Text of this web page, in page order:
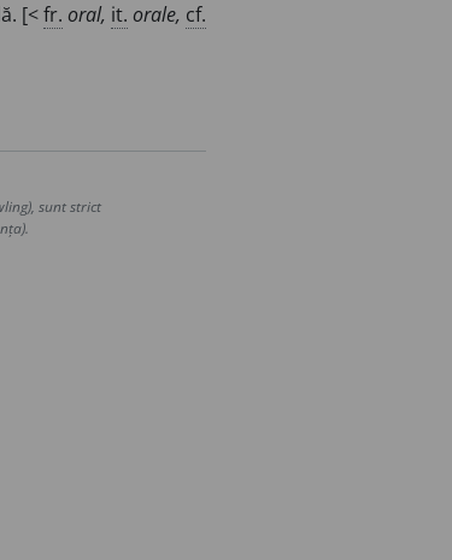
[<fr. oral, it. orale, cf.
sunt strict